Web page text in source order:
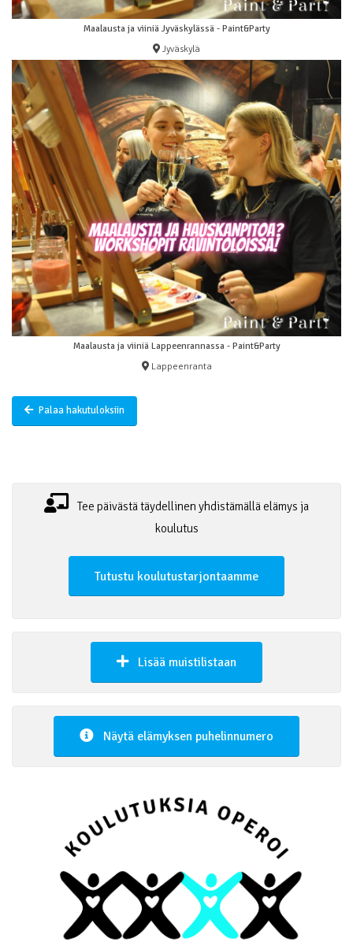
Maalausta ja viiniä Jyväskylässä - Paint&Party
Jyväskylä
Maalausta ja viiniä Lappeenrannassa - Paint&Party
Lappeenranta
Palaa hakutuloksiin
Tee päivästä täydellinen yhdistämällä elämys ja
koulutus
Tutustu koulutustarjontaamme
Lisää muistilistaan
Näytä elämyksen puhelinnumero